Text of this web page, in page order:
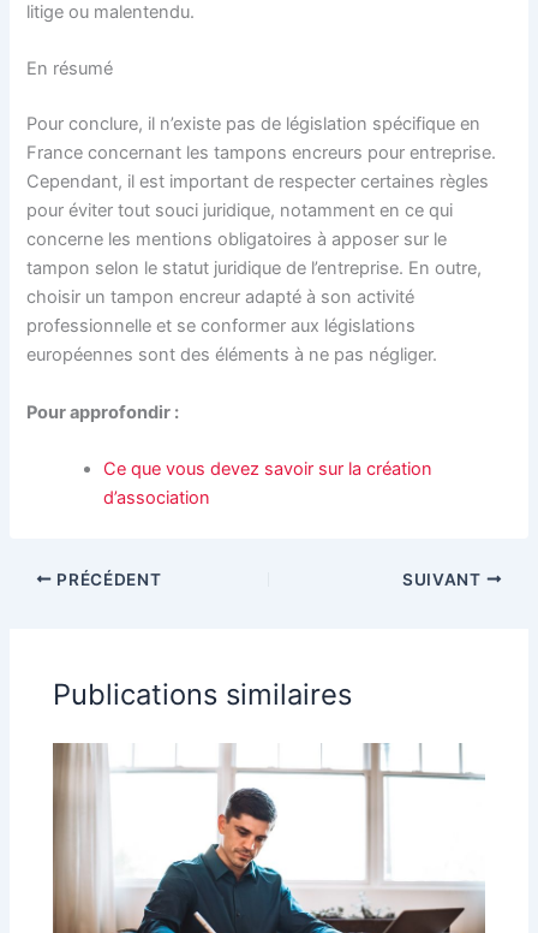
litige ou malentendu.
En résumé
Pour conclure, il n’existe pas de législation spécifique en
France concernant les tampons encreurs pour entreprise.
Cependant, il est important de respecter certaines règles
pour éviter tout souci juridique, notamment en ce qui
concerne les mentions obligatoires à apposer sur le
tampon selon le statut juridique de l’entreprise. En outre,
choisir un tampon encreur adapté à son activité
professionnelle et se conformer aux législations
européennes sont des éléments à ne pas négliger.
Pour approfondir :
Ce que vous devez savoir sur la création
d’association
PRÉCÉDENT SUIVANT
Publications similaires